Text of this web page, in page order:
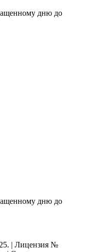
дню до
дню до
| Лицензия №